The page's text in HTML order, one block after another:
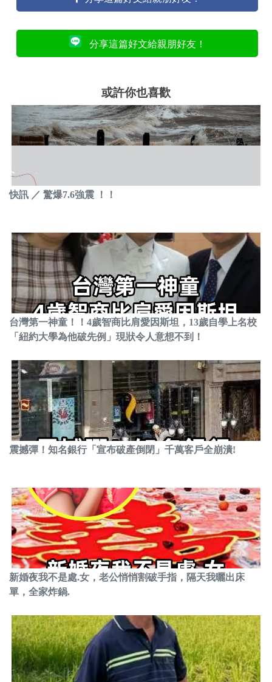
分享這篇好文給親朋好友！
或許你也喜歡
快訊 ／ 驚爆7.6強震 ！！
台灣第一神童！！4歲智商比肩愛因斯坦，13歲自學上名校
「紐約大學為他破先例」現狀令人意想不到！
震撼彈！知名銀行「宣布破產倒閉」千萬客戶全崩潰!
新婚夜我不是處.女，老公悄悄割破手指，隔天我曬出床
單，全家炸鍋.